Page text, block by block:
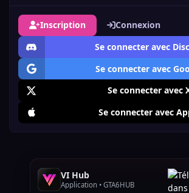
Inscription
Connexion
Se connecter avec
Se connecter avec
Se connecter avec
Se connecter avec
VI Hub
Application • GTA6HUB